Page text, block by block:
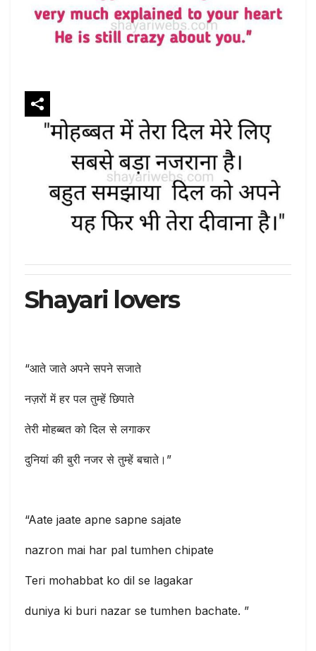
Shayari lovers
“आते जाते अपने सपने सजाते
नज़रों में हर पल तुम्हें छिपाते
तेरी मोहब्बत को दिल से लगाकर
दुनियां की बुरी नजर से तुम्हें बचाते।”
“Aate jaate apne sapne sajate
nazron mai har pal tumhen chipate
Teri mohabbat ko dil se lagakar
duniya ki buri nazar se tumhen bachate. ”